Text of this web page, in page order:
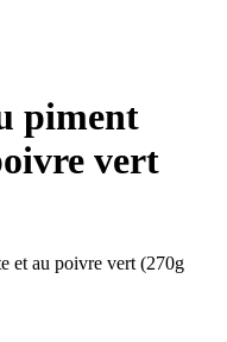
piment
vert